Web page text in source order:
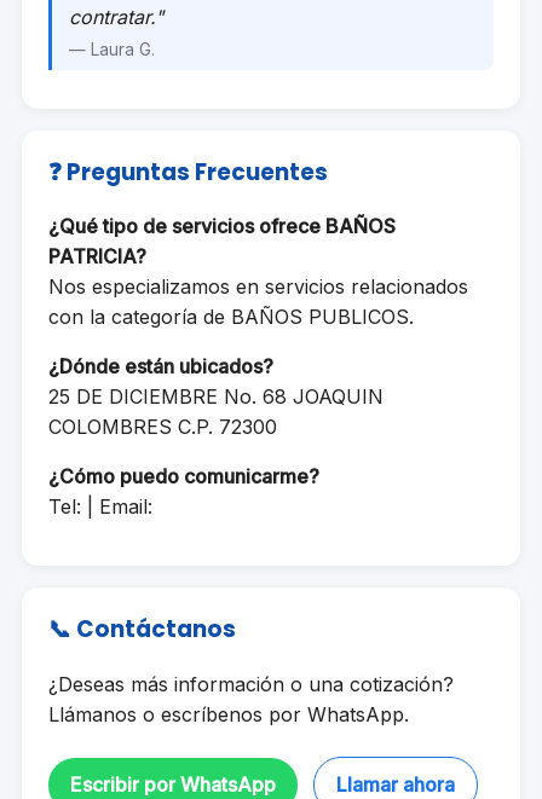
contratar."
— Laura G.
❓ Preguntas Frecuentes
¿Qué tipo de servicios ofrece BAÑOS
PATRICIA?
Nos especializamos en servicios relacionados
con la categoría de BAÑOS PUBLICOS.
¿Dónde están ubicados?
25 DE DICIEMBRE No. 68 JOAQUIN
COLOMBRES C.P. 72300
¿Cómo puedo comunicarme?
Tel: | Email:
📞 Contáctanos
¿Deseas más información o una cotización?
Llámanos o escríbenos por WhatsApp.
Escribir por WhatsApp Llamar ahora